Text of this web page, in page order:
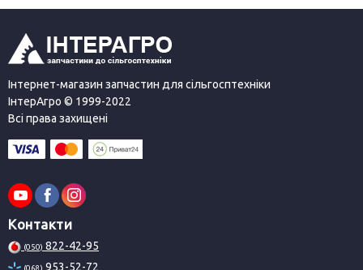
Інтернет-магазин запчастин для сільгосптехніки
ІнтерАгро © 1999-2022
Всі права захищені
Контакти
(050) 822-42-95
953-52-72